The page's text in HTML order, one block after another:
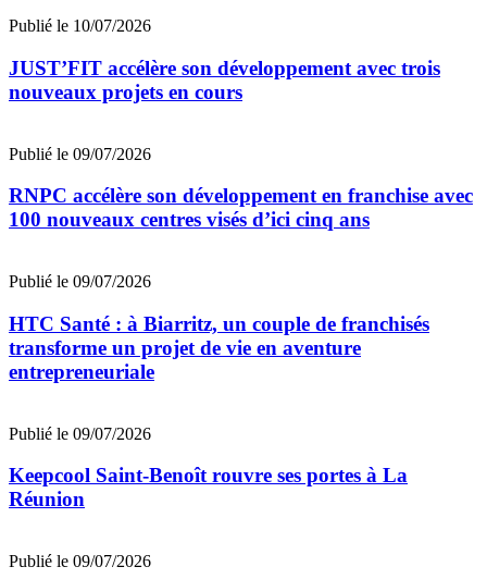
Publié le 10/07/2026
JUST’FIT accélère son développement avec trois
nouveaux projets en cours
Publié le 09/07/2026
RNPC accélère son développement en franchise avec
100 nouveaux centres visés d’ici cinq ans
Publié le 09/07/2026
HTC Santé : à Biarritz, un couple de franchisés
transforme un projet de vie en aventure
entrepreneuriale
Publié le 09/07/2026
Keepcool Saint-Benoît rouvre ses portes à La
Réunion
Publié le 09/07/2026